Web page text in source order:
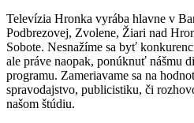
Televízia Hronka vyrába hlavne v
Podbrezovej, Zvolene, Žiari nad
Sobote. Nesnažíme sa byť
ale práve naopak, ponúknuť nášmu
programu. Zameriavame sa na
spravodajstvo, publicistiku, či
našom štúdiu.